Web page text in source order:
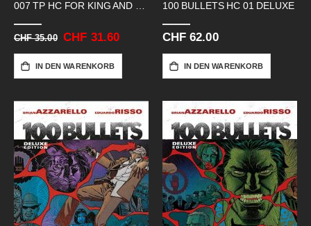
007 TP HC FOR KING AND COUNTRY
CHF 35.00 Sonderangebot
CHF 31.60
IN DEN WARENKORB
100 BULLETS HC 01 DELUXE
CHF 62.00
IN DEN WARENKORB